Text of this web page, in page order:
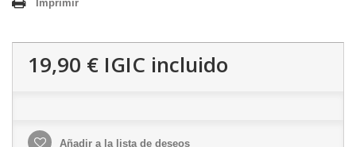
Imprimir
19,90 € IGIC incluido
Añadir a la lista de deseos